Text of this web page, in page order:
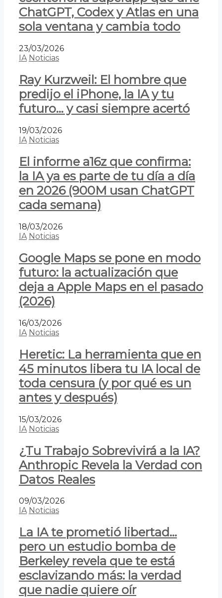
ChatGPT, Codex y Atlas en una
sola ventana y cambia todo
23/03/2026
IA Noticias
Ray Kurzweil: El hombre que
predijo el iPhone, la IA y tu
futuro… y casi siempre acertó
19/03/2026
IA Noticias
El informe a16z que confirma:
la IA ya es parte de tu día a día
en 2026 (900M usan ChatGPT
cada semana)
18/03/2026
IA Noticias
Google Maps se pone en modo
futuro: la actualización que
deja a Apple Maps en el pasado
(2026)
16/03/2026
IA Noticias
Heretic: La herramienta que en
45 minutos libera tu IA local de
toda censura (y por qué es un
antes y después)
15/03/2026
IA Noticias
¿Tu Trabajo Sobrevivirá a la IA?
Anthropic Revela la Verdad con
Datos Reales
09/03/2026
IA Noticias
La IA te prometió libertad…
pero un estudio bomba de
Berkeley revela que te está
esclavizando más: la verdad
que nadie quiere oír